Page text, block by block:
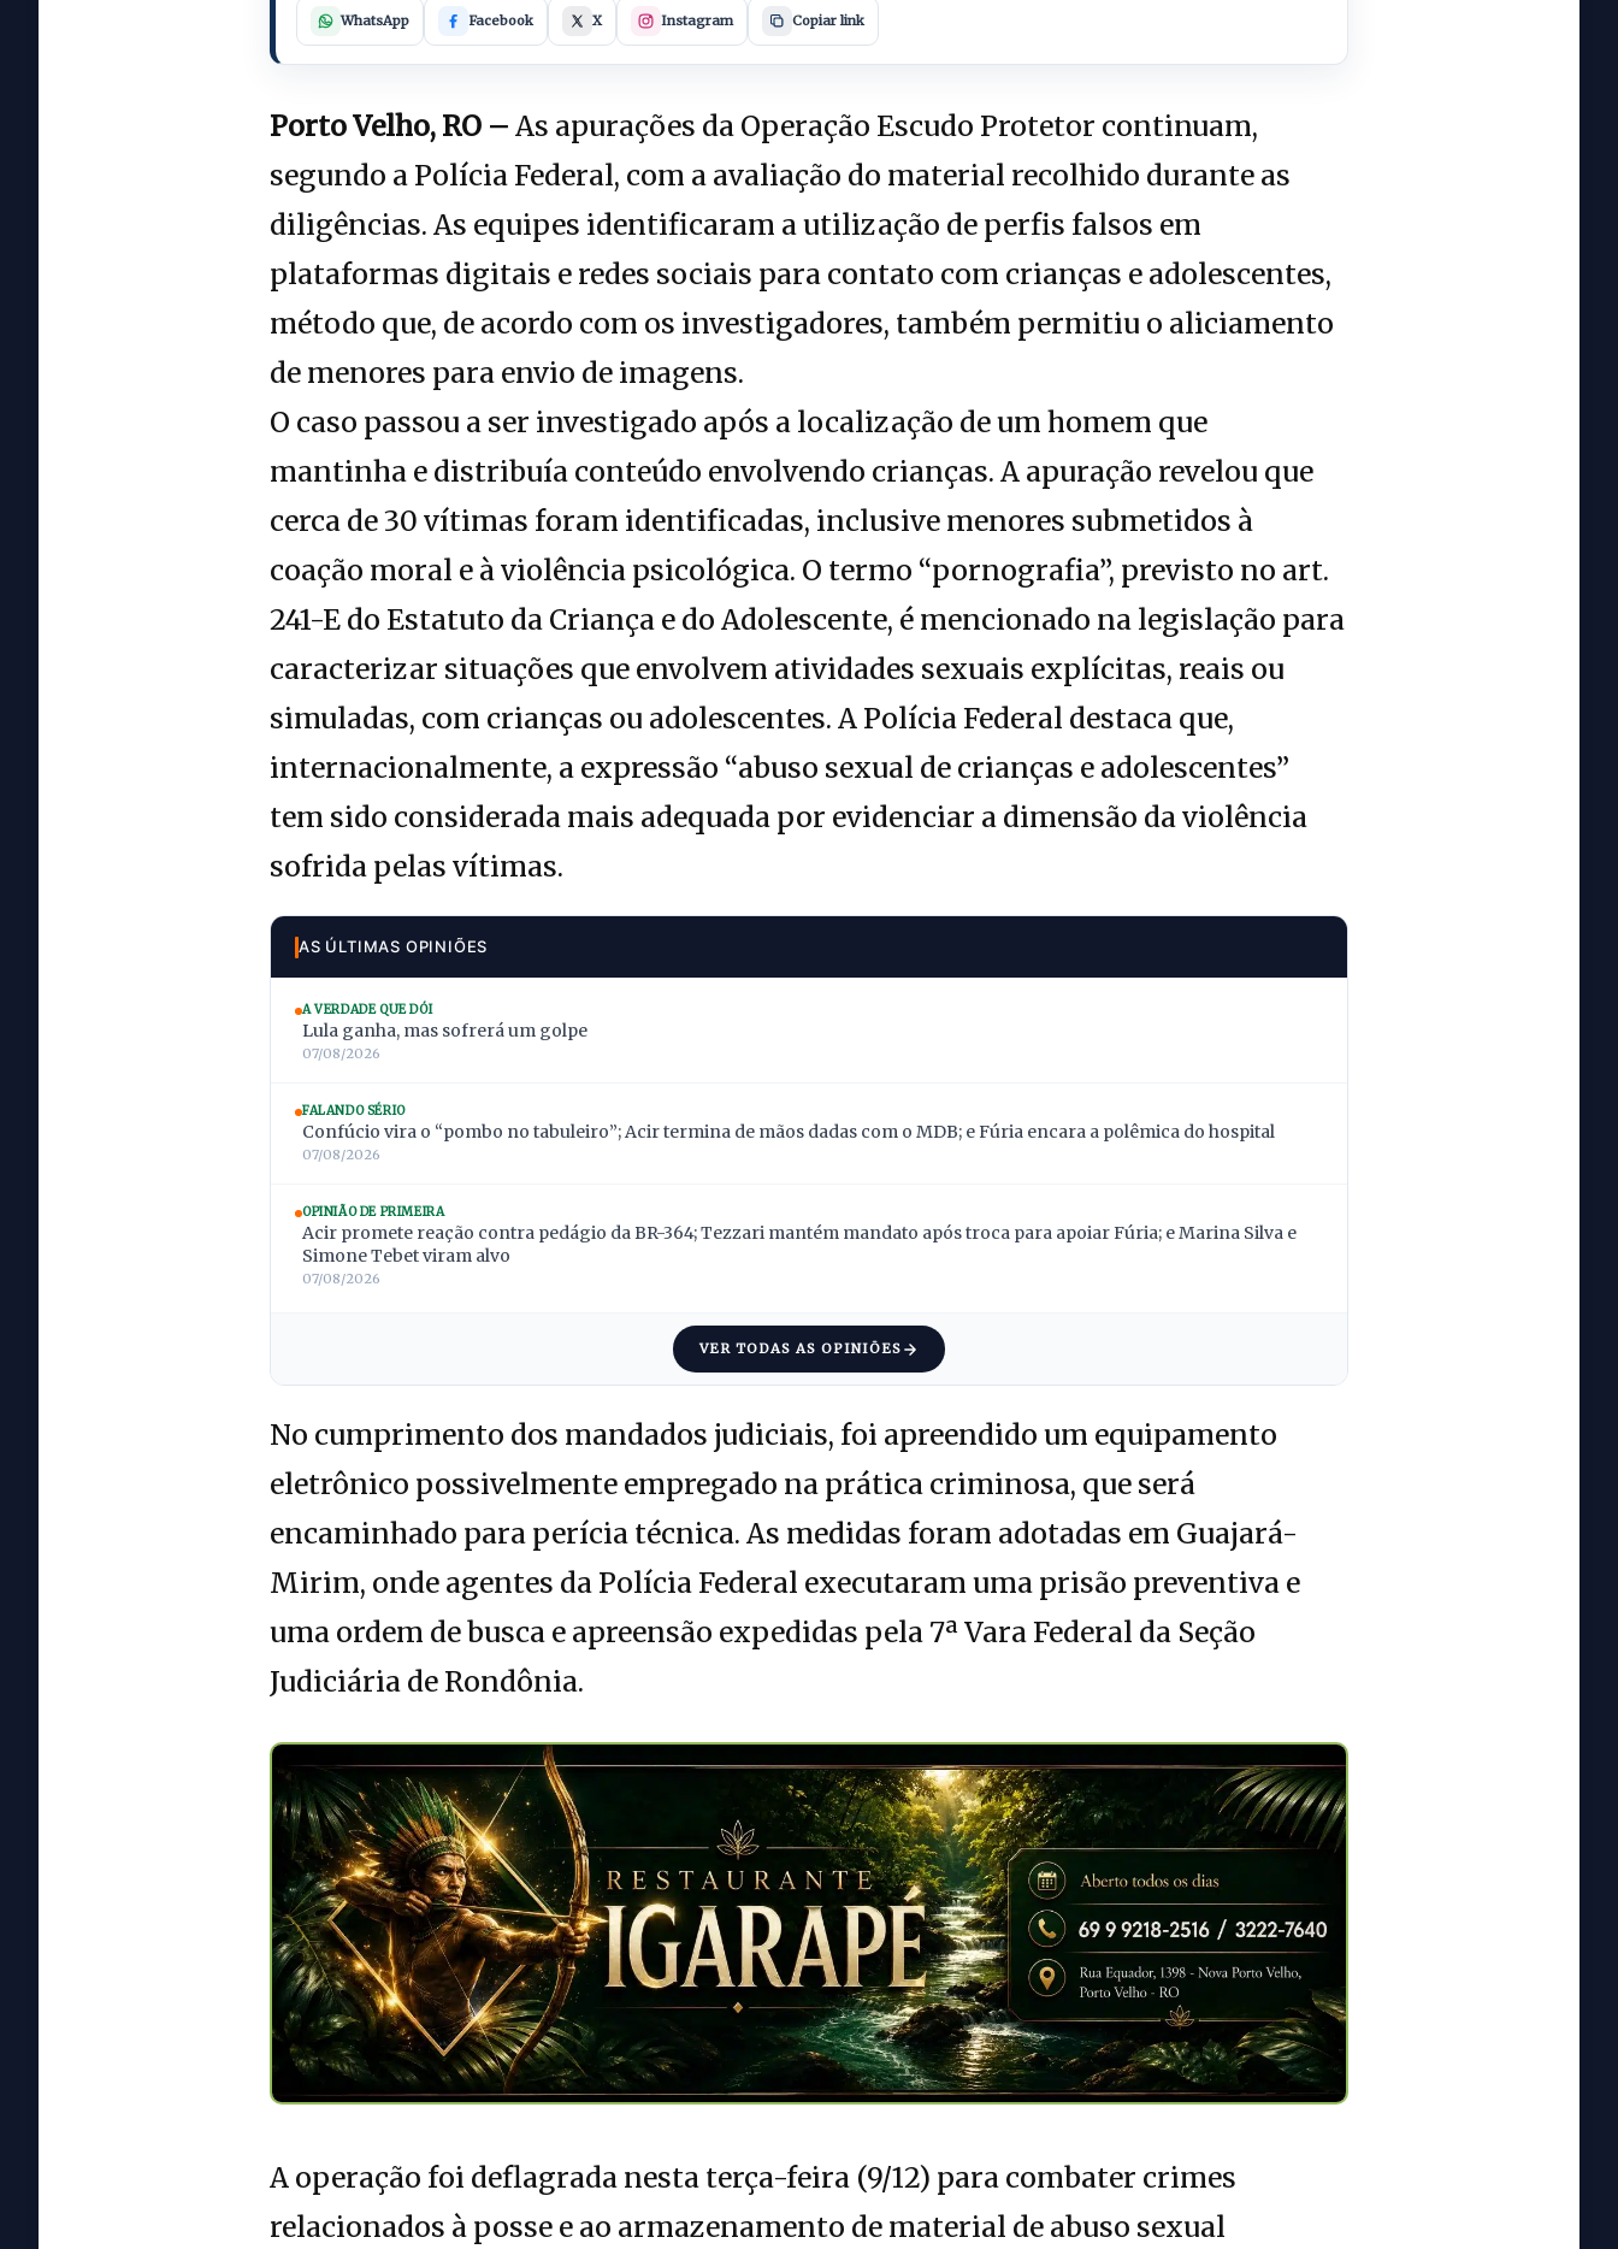
WhatsApp Facebook X Instagram Copiar link
Porto Velho, RO – As apurações da Operação Escudo Protetor continuam,
segundo a Polícia Federal, com a avaliação do material recolhido durante as
diligências. As equipes identificaram a utilização de perfis falsos em
plataformas digitais e redes sociais para contato com crianças e adolescentes,
método que, de acordo com os investigadores, também permitiu o aliciamento
de menores para envio de imagens.
O caso passou a ser investigado após a localização de um homem que
mantinha e distribuía conteúdo envolvendo crianças. A apuração revelou que
cerca de 30 vítimas foram identificadas, inclusive menores submetidos à
coação moral e à violência psicológica. O termo “pornografia”, previsto no art.
241-E do Estatuto da Criança e do Adolescente, é mencionado na legislação para
caracterizar situações que envolvem atividades sexuais explícitas, reais ou
simuladas, com crianças ou adolescentes. A Polícia Federal destaca que,
internacionalmente, a expressão “abuso sexual de crianças e adolescentes”
tem sido considerada mais adequada por evidenciar a dimensão da violência
sofrida pelas vítimas.
AS ÚLTIMAS OPINIÕES
A VERDADE QUE DÓI
Lula ganha, mas sofrerá um golpe
07/08/2026
FALANDO SÉRIO
Confúcio vira o “pombo no tabuleiro”; Acir termina de mãos dadas com o MDB; e Fúria encara a polêmica do hospital
07/08/2026
OPINIÃO DE PRIMEIRA
Acir promete reação contra pedágio da BR-364; Tezzari mantém mandato após troca para apoiar Fúria; e Marina Silva e
Simone Tebet viram alvo
07/08/2026
VER TODAS AS OPINIÕES
No cumprimento dos mandados judiciais, foi apreendido um equipamento
eletrônico possivelmente empregado na prática criminosa, que será
encaminhado para perícia técnica. As medidas foram adotadas em Guajará-
Mirim, onde agentes da Polícia Federal executaram uma prisão preventiva e
uma ordem de busca e apreensão expedidas pela 7ª Vara Federal da Seção
Judiciária de Rondônia.
A operação foi deflagrada nesta terça-feira (9/12) para combater crimes
relacionados à posse e ao armazenamento de material de abuso sexual